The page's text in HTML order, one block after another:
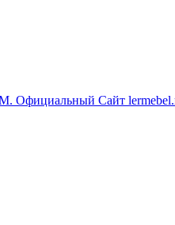
Официальный Сайт